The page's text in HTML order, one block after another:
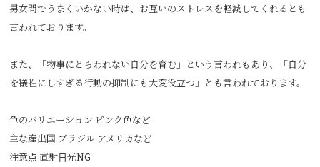
男女間でうまくいかない時は、お互いのストレスを軽減してくれるとも
言われております。
また、「物事にとらわれない自分を育む」という言われもあり、「自分
を犠牲にしすぎる行動の抑制にも大変役立つ」とも言われております。
色のバリエーション ピンク色など
主な産出国 ブラジル アメリカなど
注意点 直射日光NG